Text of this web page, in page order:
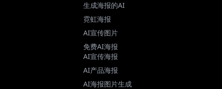
生成海报的AI
霓虹海报
AI宣传图片
免费AI海报
AI宣传海报
AI产品海报
AI海报图片生成